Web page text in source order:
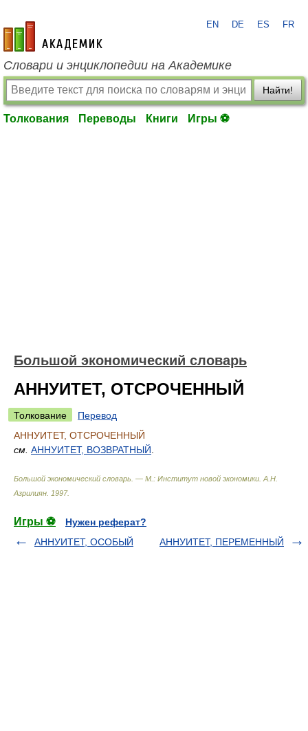
academic.ru
EN DE ES FR
Словари и энциклопедии на Академике
Найти!
Толкования Переводы Книги Игры ⚽
Большой экономический словарь
АННУИТЕТ, ОТСРОЧЕННЫЙ
Толкование
Перевод
АННУИТЕТ, ОТСРОЧЕННЫЙ
см. АННУИТЕТ, ВОЗВРАТНЫЙ
Большой экономический словарь. — М.: Институт новой экономики А.Н.
Азрилиян 1997.
Игры ⚽
Нужен реферат?
АННУИТЕТ, ОСОБЫЙ
АННУИТЕТ, ПЕРЕМЕННЫЙ